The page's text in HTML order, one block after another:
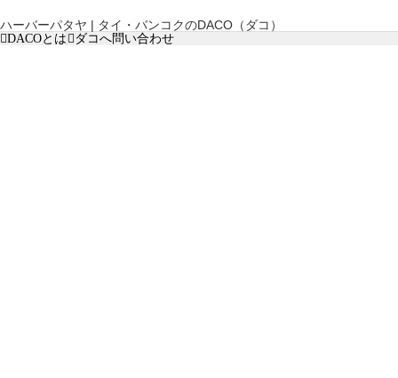
ハーバーパタヤ | タイ・バンコクのDACO（ダコ）
DACOとは ダコへ問い合わせ